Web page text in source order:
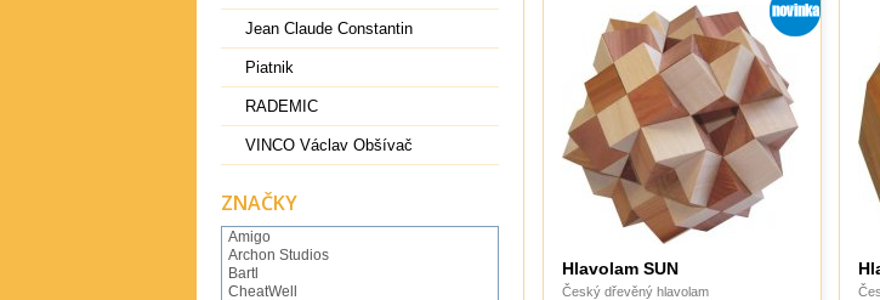
Hlavolam SUN
Český dřevěný hlavolam
Jean Claude Constantin
Piatnik
RADEMIC
VINCO Václav Obšívač
ZNAČKY
Amigo
Archon Studios
Bartl
CheatWell